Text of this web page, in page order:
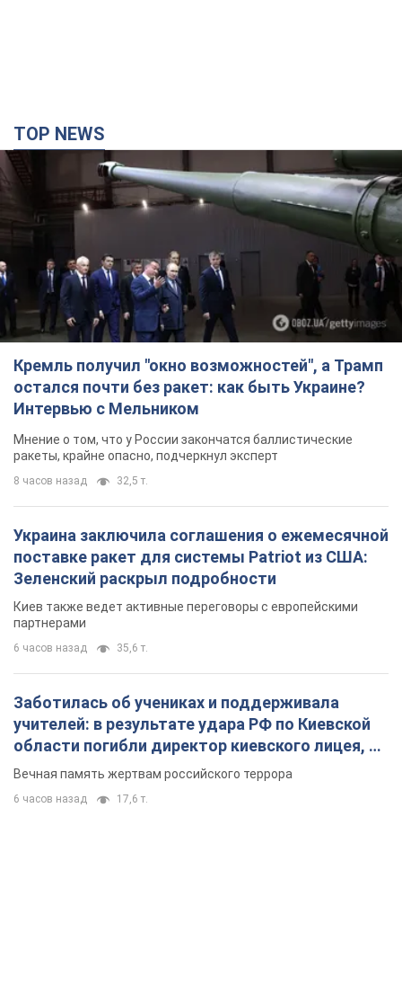
TOP NEWS
Кремль получил "окно возможностей", а Трамп
остался почти без ракет: как быть Украине?
Интервью с Мельником
Мнение о том, что у России закончатся баллистические
ракеты, крайне опасно, подчеркнул эксперт
8 часов назад 32,5 т.
Украина заключила соглашения о ежемесячной
поставке ракет для системы Patriot из США:
Зеленский раскрыл подробности
Киев также ведет активные переговоры с европейскими
партнерами
6 часов назад 35,6 т.
Заботилась об учениках и поддерживала
учителей: в результате удара РФ по Киевской
области погибли директор киевского лицея, её
муж и внук
Вечная память жертвам российского террора
6 часов назад 17,6 т.